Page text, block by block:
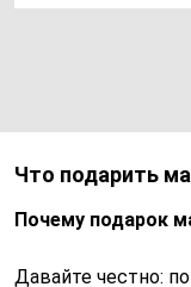
Что подарить
Почему подарок
Давайте честно: